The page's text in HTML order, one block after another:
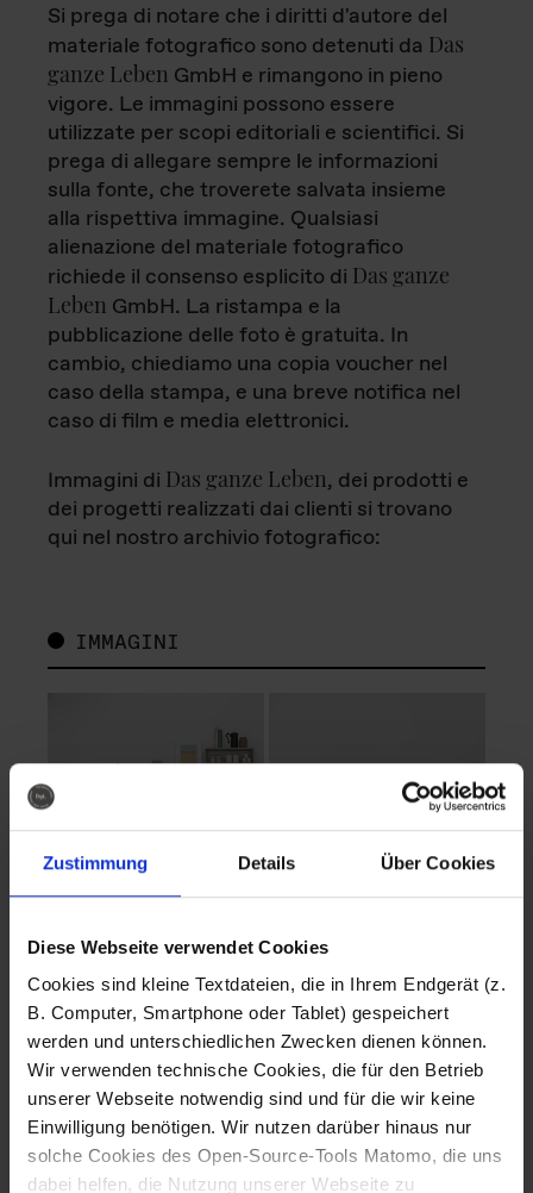
Zustimmung Details Über Cookies
Diese Webseite verwendet Cookies
Cookies sind kleine Textdateien, die in Ihrem Endgerät (z.
B. Computer, Smartphone oder Tablet) gespeichert
werden und unterschiedlichen Zwecken dienen können.
Wir verwenden technische Cookies, die für den Betrieb
unserer Webseite notwendig sind und für die wir keine
Einwilligung benötigen. Wir nutzen darüber hinaus nur
solche Cookies des Open-Source-Tools Matomo, die uns
dabei helfen, die Nutzung unserer Webseite zu
Si prega di notare che i diritti d'autore del
materiale fotografico sono detenuti da Das
ganze Leben GmbH e rimangono in pieno
vigore. Le immagini possono essere
utilizzate per scopi editoriali e scientifici. Si
prega di allegare sempre le informazioni
sulla fonte, che troverete salvata insieme
alla rispettiva immagine. Qualsiasi
alienazione del materiale fotografico
richiede il consenso esplicito di Das ganze
Leben GmbH. La ristampa e la
pubblicazione delle foto è gratuita. In
cambio, chiediamo una copia voucher nel
caso della stampa, e una breve notifica nel
caso di film e media elettronici.
Immagini di Das ganze Leben, dei prodotti e
dei progetti realizzati dai clienti si trovano
qui nel nostro archivio fotografico:
IMMAGINI
Fotografo: Lorenz
Sternbach
Download
Fotografo: Lorenz
Sternbach
Download